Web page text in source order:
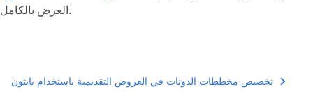
العرض بالكامل.
تخصيص مخططات الدونات في العروض التقديمية باستخدام بايثون